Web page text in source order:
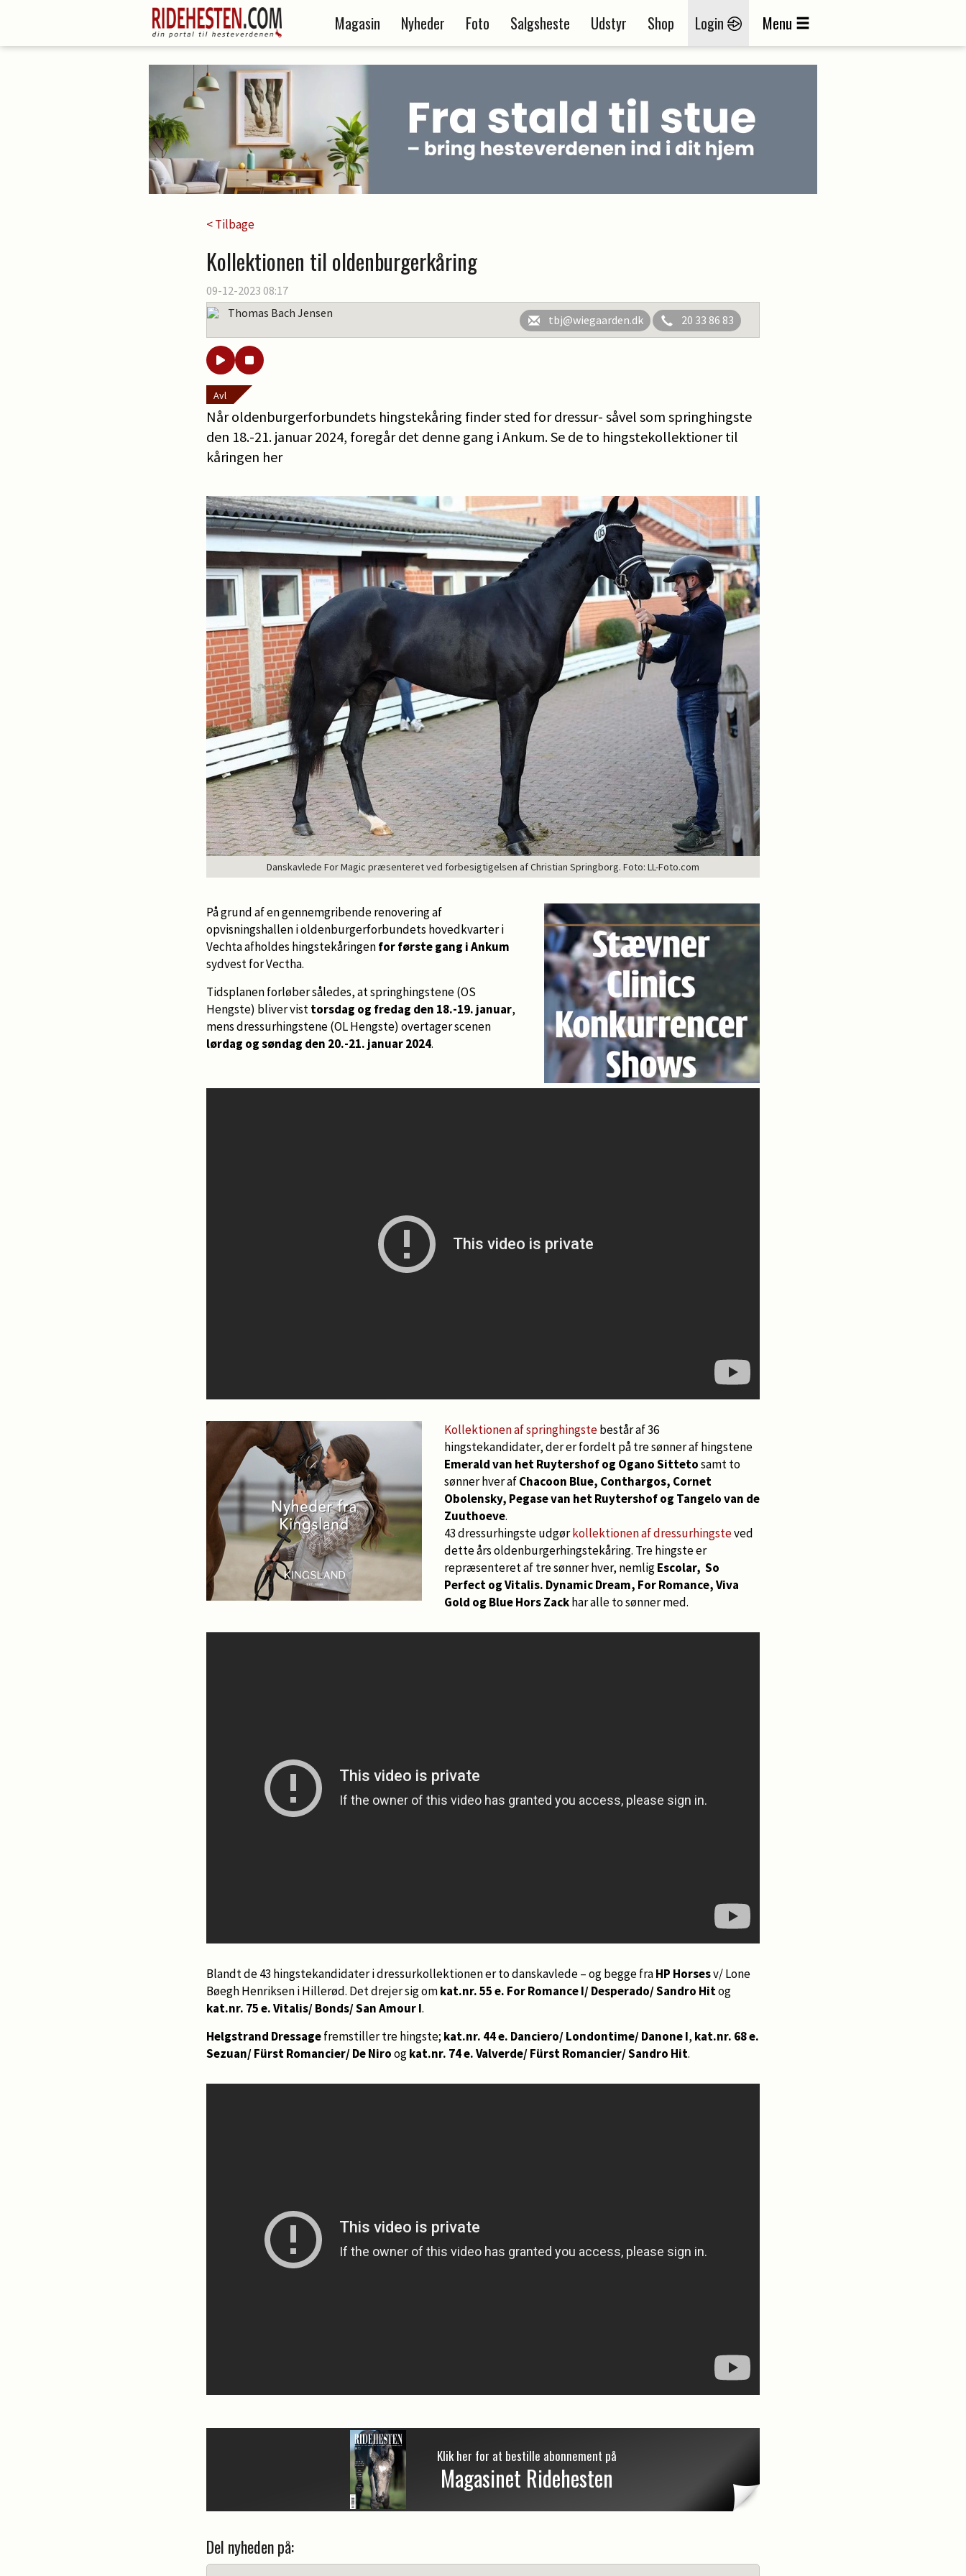
Magasin Nyheder Foto Salgsheste Udstyr Shop Login Menu
< Tilbage
Kollektionen til oldenburgerkåring
09-12-2023 08:17
Thomas Bach Jensen
tbj@wiegaarden.dk 20 33 86 83
Avl
Når oldenburgerforbundets hingstekåring finder sted for dressur- såvel som springhingste
den 18.-21. januar 2024, foregår det denne gang i Ankum. Se de to hingstekollektioner til
kåringen her
Danskavlede For Magic præsenteret ved forbesigtigelsen af Christian Springborg. Foto: LL-Foto.com
På grund af en gennemgribende renovering af
opvisningshallen i oldenburgerforbundets hovedkvarter i
Vechta afholdes hingstekåringenfor første gang i Ankum
sydvest for Vectha.
Tidsplanen forløber således, at springhingstene (OS
Hengste) bliver visttorsdag og fredag den 18.-19. januar,
mens dressurhingstene (OL Hengste) overtager scenen
lørdag og søndag den 20.-21. januar 2024.
Kollektionen af springhingstebestår af 36
hingstekandidater, der er fordelt på tre sønner af hingstene
Emerald van het Ruytershof og Ogano Sittetosamt to
sønner hver afChacoon Blue, Conthargos, Cornet
Obolensky, Pegase van het Ruytershof og Tangelo van de
Zuuthoeve.
43 dressurhingste udgørkollektionen af dressurhingsteved
dette års oldenburgerhingstekåring. Tre hingste er
repræsenteret af tre sønner hver, nemligEscolar, So
Perfect og Vitalis. Dynamic Dream, For Romance, Viva
Gold og Blue Hors Zackhar alle to sønner med.
Blandt de 43 hingstekandidater i dressurkollektionen er to danskavlede – og begge fraHP Horsesv/ Lone
Bøegh Henriksen i Hillerød. Det drejer sig omkat.nr. 55 e. For Romance I/ Desperado/ Sandro Hitog
kat.nr. 75 e. Vitalis/ Bonds/ San Amour I.
Helgstrand Dressagefremstiller tre hingste; kat.nr. 44 e. Danciero/ Londontime/ Danone I, kat.nr. 68 e.
Sezuan/ Fürst Romancier/ De Niroogkat.nr. 74 e. Valverde/ Fürst Romancier/ Sandro Hit.
Klik her for at bestille abonnement på
Magasinet Ridehesten
Del nyheden på: